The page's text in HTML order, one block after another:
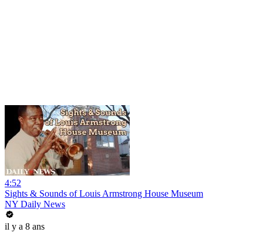
4:52
Sights & Sounds of Louis Armstrong House Museum
NY Daily News
il y a 8 ans